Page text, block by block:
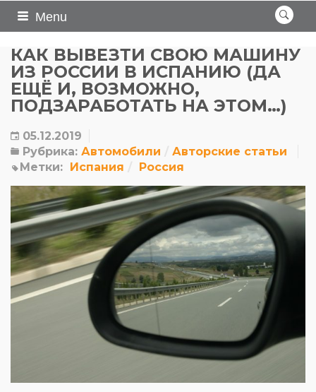
Menu
КАК ВЫВЕЗТИ СВОЮ МАШИНУ
ИЗ РОССИИ В ИСПАНИЮ (ДА
ЕЩЁ И, ВОЗМОЖНО,
ПОДЗАРАБОТАТЬ НА ЭТОМ…)
05.12.2019
Рубрика: Автомобили
Авторские статьи
Метки: Испания Россия